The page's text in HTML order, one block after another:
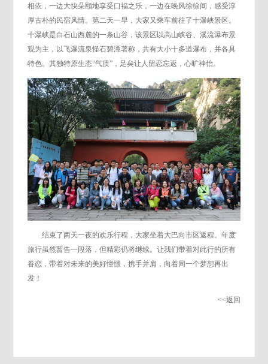
相依，一边大快朵颐地享受口福之乐，一边在晚风徐徐间，感受淳
厚古朴的民宿风情。第二天一早，大家又乘车前往了十瀑峡景区。
十瀑峡是白石山西麓的一条山谷，该景区以高山峡谷、溪流瀑布景
观为主，以飞瀑流泉怪石碧潭著称，共有大小十多道瀑布，并各具
特色。其独特原生态“气质”，足矣让人留恋忘返，心旷神怡。
结束了两天一夜的欢乐行程，大家坐着大巴向市区返程。年度
旅行虽然暂告一段落，但精彩仍将继续。让我们带着对此行的所有
眷恋，带着对未来的美好憧憬，携手并肩，向着同一个梦想再出
发！
<<返回